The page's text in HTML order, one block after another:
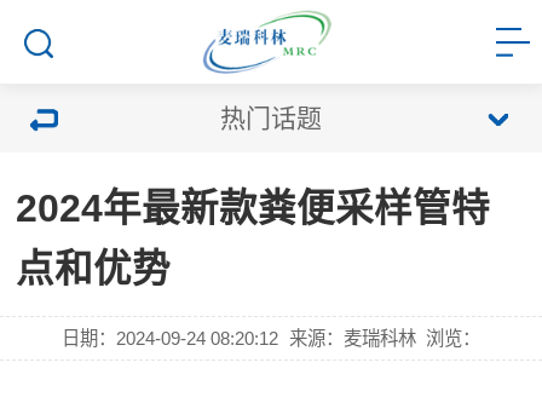
热门话题
2024年最新款粪便采样管特
点和优势
日期：2024-09-24 08:20:12 来源：麦瑞科林 浏览：